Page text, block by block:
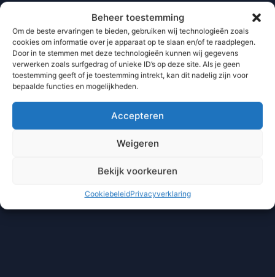
Beheer toestemming
Om de beste ervaringen te bieden, gebruiken wij technologieën zoals
cookies om informatie over je apparaat op te slaan en/of te raadplegen.
Door in te stemmen met deze technologieën kunnen wij gegevens
verwerken zoals surfgedrag of unieke ID’s op deze site. Als je geen
toestemming geeft of je toestemming intrekt, kan dit nadelig zijn voor
bepaalde functies en mogelijkheden.
Accepteren
Weigeren
Bekijk voorkeuren
CookiebeleidPrivacyverklaring